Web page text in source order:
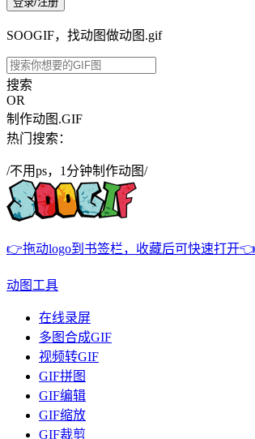
SOOGIF，找动图做动图.gif
搜索
OR
制作动图.GIF
热门搜索：
/不用ps，1分钟制作动图/
👉拖动logo到书签栏，收藏后可快速打开👈
动图工具
在线录屏
多图合成GIF
视频转GIF
GIF拼图
GIF编辑
GIF缩放
GIF裁剪